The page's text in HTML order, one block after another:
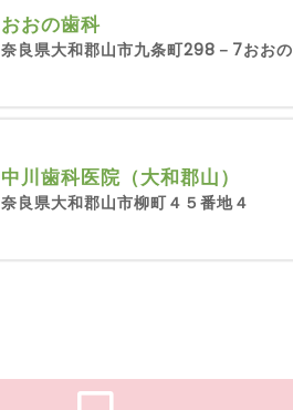
おおの歯科
奈良県大和郡山市九条町298－7おお
中川歯科医院（大和郡山）
奈良県大和郡山市柳町４５番地４